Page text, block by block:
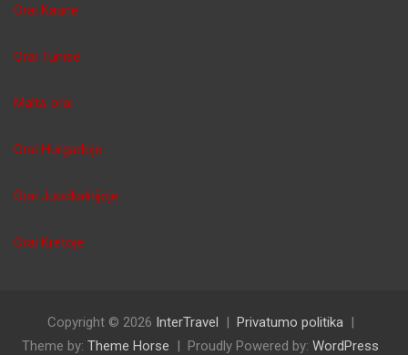
Orai Kaune
Orai Tunise
Malta orai
Orai Hurgadoje
Orai Juodkalnijoje
Orai Kretoje
Copyright © 2026 InterTravel
Privatumo politika
Theme by: Theme Horse Proudly Powered by: WordPress